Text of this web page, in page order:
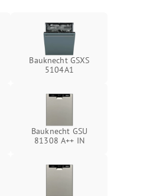
Bauknecht GSXS
5104A1
Bauknecht GSU
81308 A++ IN